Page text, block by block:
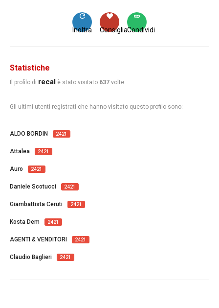
Condividi
Consiglia
Inoltra
Statistiche
Il profilo di recal è stato visitato 637 volte
Gli ultimi utenti registrati che hanno visitato questo profilo sono:
ALDO BORDIN 2421
Attalea 2421
Auro 2421
Daniele Scotucci 2421
Giambattista Ceruti 2421
Kosta Dem 2421
AGENTI & VENDITORI 2421
Claudio Baglieri 2421